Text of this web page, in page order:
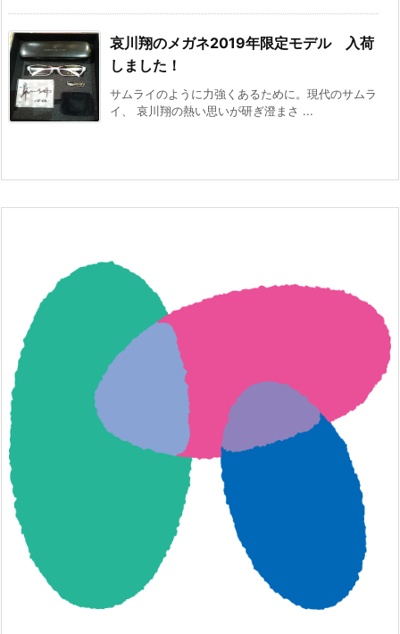
哀川翔のメガネ2019年限定モデル 入荷
しました！
サムライのように力強くあるために。現代のサムラ
イ、 哀川翔の熱い思いが研ぎ澄まさ ...